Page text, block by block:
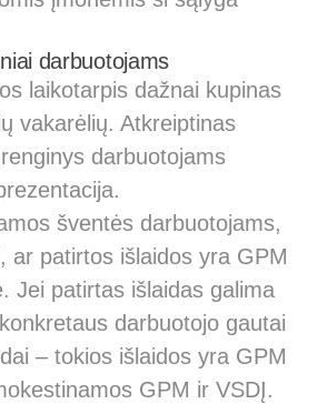
darbuotojams
laikotarpis dažnai kupinas
vakarėlių. Atkreiptinas
darbuotojams
šventės darbuotojams,
ar patirtos išlaidos yra GPM
Jei patirtas išlaidas galima
darbuotojo gautai
– tokios išlaidos yra GPM
GPM ir VSDĮ.